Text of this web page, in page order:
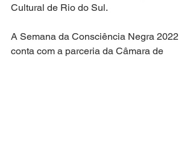
Cultural de Rio do Sul.
A Semana da Consciência Negra 2022
conta com a parceria da Câmara de